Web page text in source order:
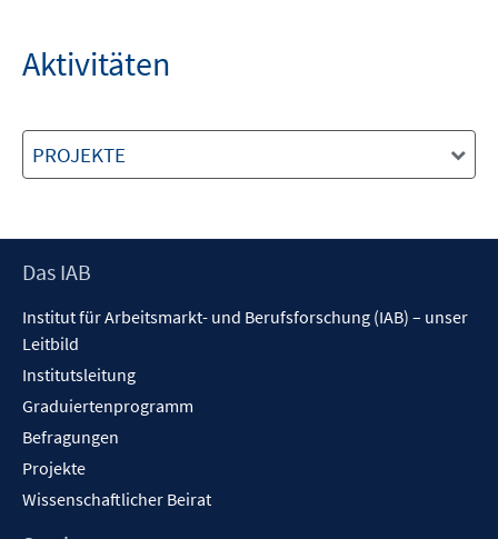
Aktivitäten
PROJEKTE
Footer
Das IAB
Institut für Arbeitsmarkt- und Berufsforschung (IAB) – unser
Leitbild
Institutsleitung
Graduiertenprogramm
Befragungen
Projekte
Wissenschaftlicher Beirat